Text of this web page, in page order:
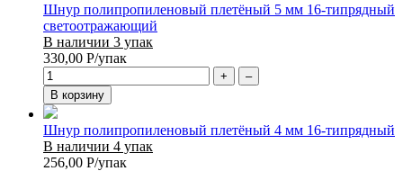
Шнур полипропиленовый плетёный 5 мм 16-типрядный
светоотражающий
В наличии 3 упак
330,00 Р/упак
+
–
В корзину
Шнур полипропиленовый плетёный 4 мм 16-типрядный
В наличии 4 упак
256,00 Р/упак